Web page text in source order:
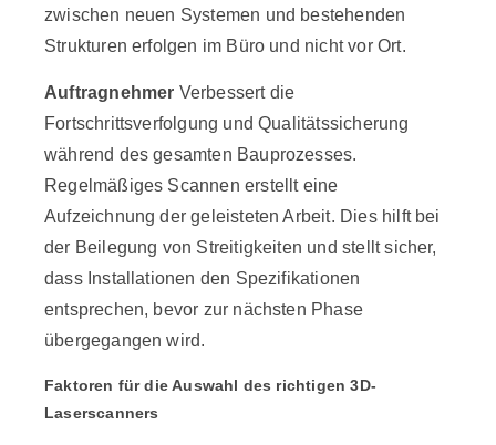
zwischen neuen Systemen und bestehenden
Strukturen erfolgen im Büro und nicht vor Ort.
Auftragnehmer Verbessert die
Fortschrittsverfolgung und Qualitätssicherung
während des gesamten Bauprozesses.
Regelmäßiges Scannen erstellt eine
Aufzeichnung der geleisteten Arbeit. Dies hilft bei
der Beilegung von Streitigkeiten und stellt sicher,
dass Installationen den Spezifikationen
entsprechen, bevor zur nächsten Phase
übergegangen wird.
Faktoren für die Auswahl des richtigen 3D-
Laserscanners